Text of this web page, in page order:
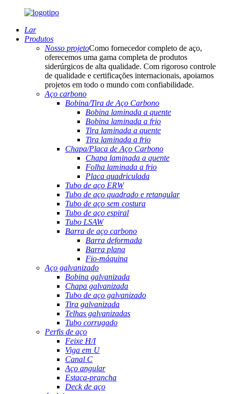
Lar
Produtos
Nosso projetoComo fornecedor completo de aço,
oferecemos uma gama completa de produtos
siderúrgicos de alta qualidade. Com rigoroso controle
de qualidade e certificações internacionais, apoiamos
projetos em todo o mundo com confiabilidade.
Aço carbono
Bobina/Tira de Aço Carbono
Bobina laminada a quente
Bobina laminada a frio
Tira laminada a quente
Tira laminada a frio
Chapa/Placa de Aço Carbono
Chapa laminada a quente
Folha laminada a frio
Placa quadriculada
Tubo de aço ERW
Tubo de aço quadrado e retangular
Tubo de aço sem costura
Tubo de aço espiral
Tubo LSAW
Barra de aço carbono
Barra deformada
Barra plana
Fio-máquina
Aço galvanizado
Bobina galvanizada
Chapa galvanizada
Tubo de aço galvanizado
Tira galvanizada
Telhas galvanizadas
Tubo corrugado
Perfis de aço
Feixe H/I
Viga em U
Canal C
Aço angular
Estaca-prancha
Deck de aço